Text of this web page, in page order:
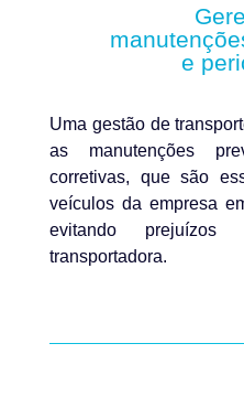
e
Uma gestão de
as manutenções
corretivas, que são
veículos da empresa
evitando prejuízos
transportadora.